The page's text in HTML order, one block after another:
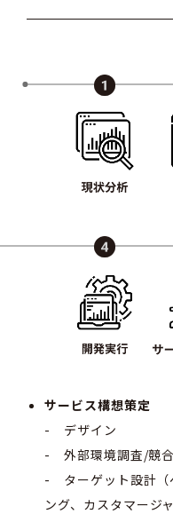
サービス構想策定
- デザイン
- 外部環境調査/競
- ターゲット設計（
ング、カスタマージ